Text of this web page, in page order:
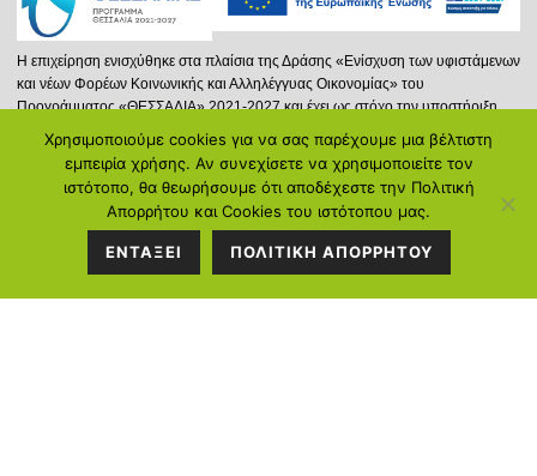
ΣΤΟΙΧΕΙΑ
ΕΠΙΚΟΙΝΩΝΙΑΣ
Διεύθυνση:Κ.Καρτάλη 297, Βόλος
Χρησιμοποιούμε cookies για να σας παρέχουμε μια βέλτιστη
εμπειρία χρήσης. Αν συνεχίσετε να χρησιμοποιείτε τον
ιστότοπο, θα θεωρήσουμε ότι αποδέχεστε την Πολιτική
Απορρήτου και Cookies του ιστότοπου μας.
ΕΝΤΑΞΕΙ ΠΟΛΙΤΙΚΗ ΑΠΟΡΡΗΤΟΥ
Η επιχείρηση ενισχύθηκε στα πλαίσια της Δράσης «Ενίσχυση των υφιστάμενων
και νέων Φορέων Κοινωνικής και Αλληλέγγυας Οικονομίας» του
Προγράμματος «ΘΕΣΣΑΛΙΑ» 2021-2027 και έχει ως στόχο την υποστήριξη
νέων ή και υφισταμένων φορέων Κ.ΑΛ.Ο. που δραστηριοποιούνται στην
Περιφέρεια Θεσσαλίας, επιδιώκοντας την προώθηση της Κοινωνικής και
Αλληλέγγυας Οικονομίας και μέσω αυτής στην ενίσχυση της απασχόλησης.
Περισσότερα...